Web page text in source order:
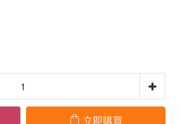
立即購買